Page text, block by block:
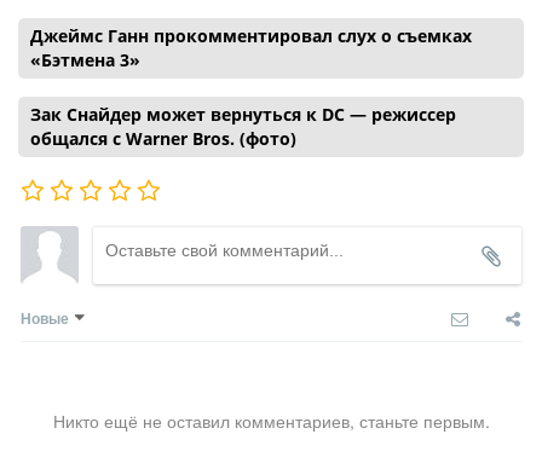
Джеймс Ганн прокомментировал слух о съемках
«Бэтмена 3»
Зак Снайдер может вернуться к DC — режиссер
общался с Warner Bros. (фото)
Новые
Никто ещё не оставил комментариев, станьте первым.